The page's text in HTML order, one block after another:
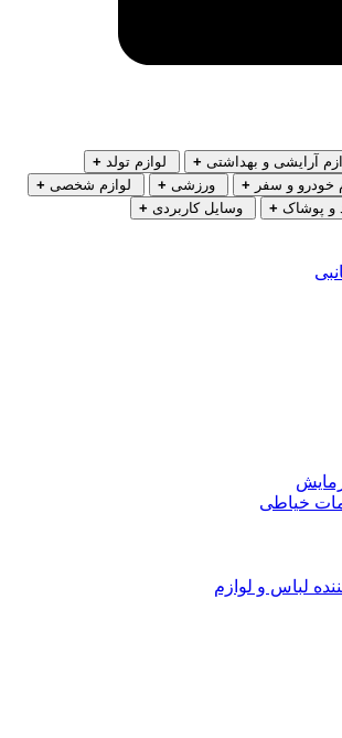
آرایشی و بهداشتی + لوازم تولد +
خودرو و سفر + ورزشی + لوازم شخصی +
و پوشاک + وسایل کاربردی +
خیاطی
لباس و لوازم